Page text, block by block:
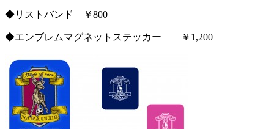
◆リストバンド ￥800
◆エンブレムマグネットステッカー ￥1,200